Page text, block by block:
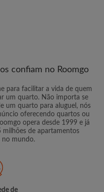
confiam no Roomgo
para facilitar a vida de quem
um quarto. Não importa se
um quarto para aluguel, nós
oferecendo quartos ou
opera desde 1999 e já
de apartamentos
no mundo.
de